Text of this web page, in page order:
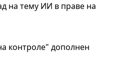
на тему ИИ в праве на
контроле" дополнен